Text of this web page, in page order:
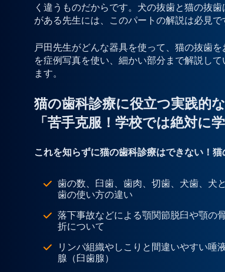
く違うものだからです。犬の抜歯と猫の抜
がある先生には、このパートの解説は必見で
戸田先生がどんな器具を使って、猫の抜歯
を症例写真を使い、細かい部分まで解説し
ます。
猫の歯科診療に役立つ実践的
「苦手克服！学校では絶対に
これを知らずに猫の歯科診療はできない！猫
歯の数、臼歯、歯肉、切歯、犬歯、犬と
歯の使い方の違い
落下事故などによる顎関節脱臼や顎の
折について
リンパ組織やしこりと間違いやすい唾
腺（臼歯腺）